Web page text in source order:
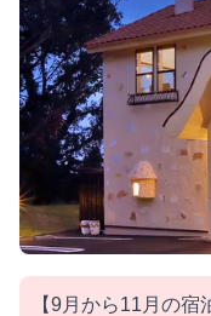
【9月から11月の